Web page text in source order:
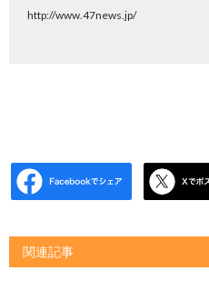
http://www.47news.jp/
関連記事